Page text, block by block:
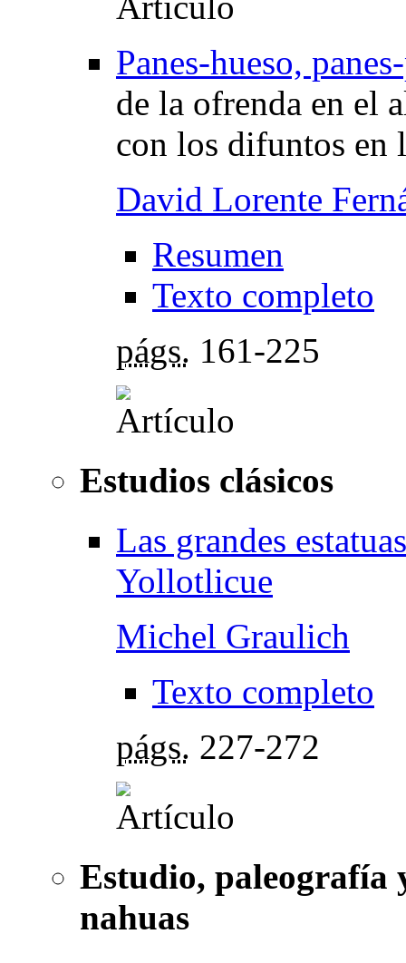
Panes-hueso,
de la ofrenda en el
con los difuntos en
David Lorente
Resumen
Texto completo
págs. 161-225
Estudios clásicos
Las grandes
Yollotlicue
Michel Graulich
Texto completo
págs. 227-272
Estudio, paleografía
nahuas